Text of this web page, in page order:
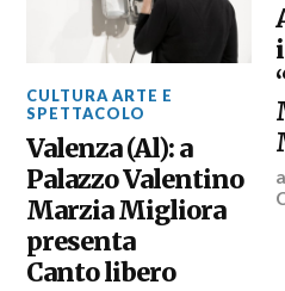
CULTURA ARTE E
SPETTACOLO
Valenza (Al): a
Palazzo Valentino
Marzia Migliora
presenta
Canto libero